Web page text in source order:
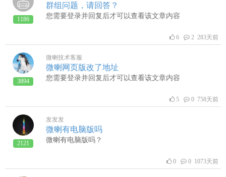
1186
群组问题，请回答？
您需要登录并回复后才可以查看该文章内容
6 2 283天前
3894
微喇技术客服
微喇网页版改了地址
您需要登录并回复后才可以查看该文章内容
5 0 758天前
2121
发发发
微喇有电脑版吗
微喇有电脑版吗？
0 0 1073天前